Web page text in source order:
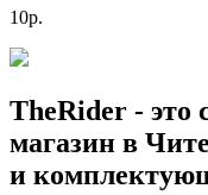
10р.
TheRider - это
магазин в
и